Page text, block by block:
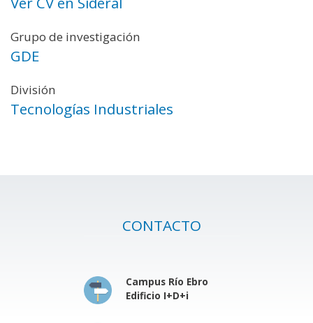
Grupo de investigación
GDE
División
Tecnologías Industriales
CONTACTO
Campus Río Ebro
Edificio I+D+i